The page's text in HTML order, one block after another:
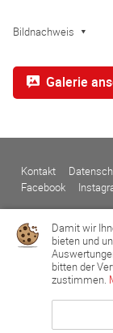
Bildnachweis
Galerie
Kontakt
Facebook
Damit wir
bieten und
bitten der
zustimmen.